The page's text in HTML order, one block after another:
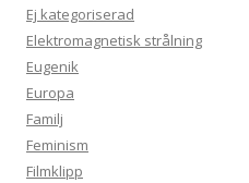
Ej kategoriserad
Elektromagnetisk strålning
Eugenik
Europa
Familj
Feminism
Filmklipp